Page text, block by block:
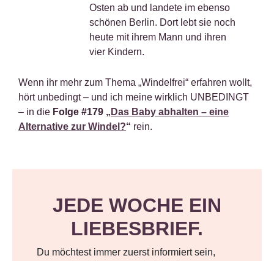
Osten ab und landete im ebenso
schönen Berlin. Dort lebt sie noch
heute mit ihrem Mann und ihren
vier Kindern.
Wenn ihr mehr zum Thema „Windelfrei“ erfahren wollt,
hört unbedingt – und ich meine wirklich UNBEDINGT
– in die Folge #179 „ Das Baby abhalten – eine
Alternative zur Windel?“ rein.
JEDE WOCHE EIN
LIEBESBRIEF.
Du möchtest immer zuerst informiert sein,